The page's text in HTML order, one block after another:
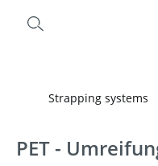
Strapping systems
PET -